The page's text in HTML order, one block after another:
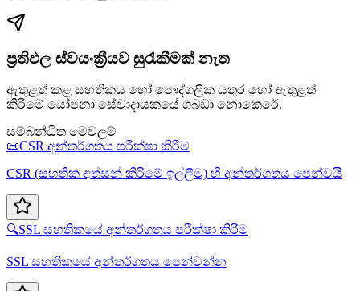
ප්‍රතිඵල ස්වයංක්‍රීයව සුරැකීමක් නැත
ඇතුළත් කළ සහතිකය හෝ පෞද්ගලික යතුර හෝ ඇතුළත්
කිරීමේ යෝජනා සේවාදායකයේ ගබඩා නොකෙරේ.
සම්බන්ධිත මෙවලම්
📜CSR අන්තර්ගතය පරීක්ෂා කිරීම
CSR (සහතික අත්සන් කිරීමේ ඉල්ලීම) හි අන්තර්ගතය පෙන්වයි
🔍SSL සහතිකයේ අන්තර්ගතය පරීක්ෂා කිරීම
SSL සහතිකයේ අන්තර්ගතය පෙන්වන්න